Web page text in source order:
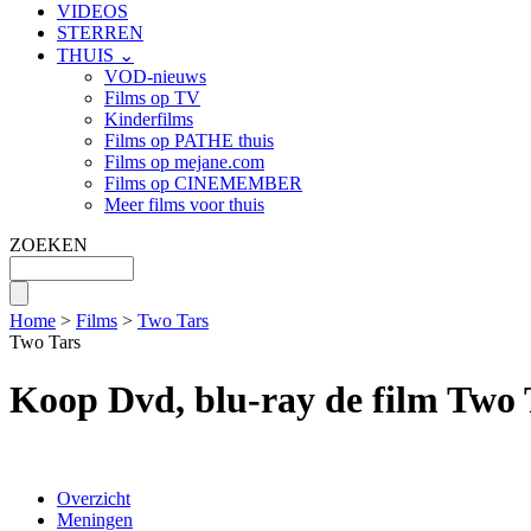
VIDEOS
STERREN
THUIS ⌄
VOD-nieuws
Films op TV
Kinderfilms
Films op PATHE thuis
Films op mejane.com
Films op CINEMEMBER
Meer films voor thuis
ZOEKEN
Home > Films > Two Tars
Two Tars
Koop Dvd, blu-ray de film Two
Overzicht
Meningen